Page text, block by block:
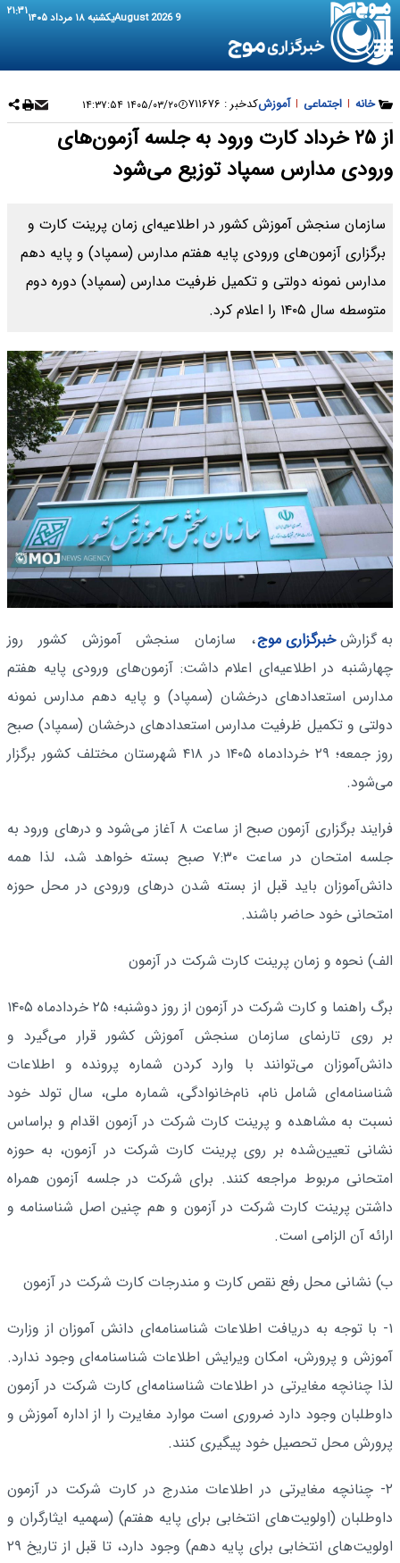
9 August 2026 یکشنبه ۱۸ مرداد ۱۴۰۵ ۲۱:۳۱
خانه | اجتماعی | آموزشکدخبر : ۷۱۱۶۷۶ ۱۴۰۵/۰۳/۲۰ ۱۴:۳۷:۵۴
از ۲۵ خرداد کارت ورود به جلسه آزمون‌های
ورودی مدارس سمپاد توزیع می‌شود
سازمان سنجش آموزش کشور در اطلاعیه‌ای زمان پرینت کارت و
برگزاری آزمون‌های ورودی پایه هفتم مدارس (سمپاد) و پایه دهم
مدارس نمونه دولتی و تکمیل ظرفیت مدارس (سمپاد) دوره دوم
متوسطه سال ۱۴۰۵ را اعلام کرد.
به گزارشخبرگزاری موج، سازمان سنجش آموزش کشور روز
چهارشنبه در اطلاعیه‌ای اعلام داشت: آزمون‌های ورودی پایه هفتم
مدارس استعدادهای درخشان (سمپاد) و پایه دهم مدارس نمونه
دولتی و تکمیل ظرفیت مدارس استعدادهای درخشان (سمپاد) صبح
روز جمعه؛ ۲۹ خردادماه ۱۴۰۵ در ۴۱۸ شهرستان مختلف کشور برگزار
می‌شود.
فرایند برگزاری آزمون صبح از ساعت ۸ آغاز می‌شود و درهای ورود به
جلسه امتحان در ساعت ۷:۳۰ صبح بسته خواهد شد، لذا همه
دانش‌آموزان باید قبل از بسته شدن درهای ورودی در محل حوزه
امتحانی خود حاضر باشند.
الف) نحوه‌ و زمان پرینت کارت شرکت در آزمون
برگ راهنما و کارت شرکت در آزمون از روز دوشنبه؛ ۲۵ خردادماه ۱۴۰۵
بر روی تارنمای سازمان سنجش آموزش کشور قرار می‌گیرد و
دانش‌آموزان می‌توانند با وارد کردن شماره پرونده و اطلاعات
شناسنامه‌ای شامل نام، نام‌خانوادگی، شماره ملی، سال تولد خود
نسبت به مشاهده و پرینت کارت شرکت در آزمون اقدام و براساس
نشانی تعیین‌شده بر روی پرینت کارت شرکت در آزمون، به حوزه
امتحانی مربوط مراجعه کنند. برای شرکت در جلسه آزمون همراه
داشتن پرینت کارت شرکت در آزمون و هم چنین اصل شناسنامه و
ارائه آن الزامی است.
ب) نشانی محل‌ رفع نقص کارت و مندرجات کارت شرکت در آزمون
۱- با توجه به دریافت اطلاعات شناسنامه‌ای دانش آموزان از وزارت
آموزش و پرورش، امکان ویرایش اطلاعات شناسنامه‌ای وجود ندارد.
لذا چنانچه مغایرتی در اطلاعات شناسنامه‌ای کارت شرکت در آزمون
داوطلبان وجود دارد ضروری است موارد مغایرت را از اداره آموزش و
پرورش محل تحصیل خود پیگیری کنند.
۲- چنانچه مغایرتی در اطلاعات مندرج در کارت شرکت در آزمون
داوطلبان (اولویت‌های انتخابی برای پایه هفتم) (سهمیه ایثارگران و
اولویت‌های انتخابی برای پایه دهم) وجود دارد، تا قبل از تاریخ ۲۹